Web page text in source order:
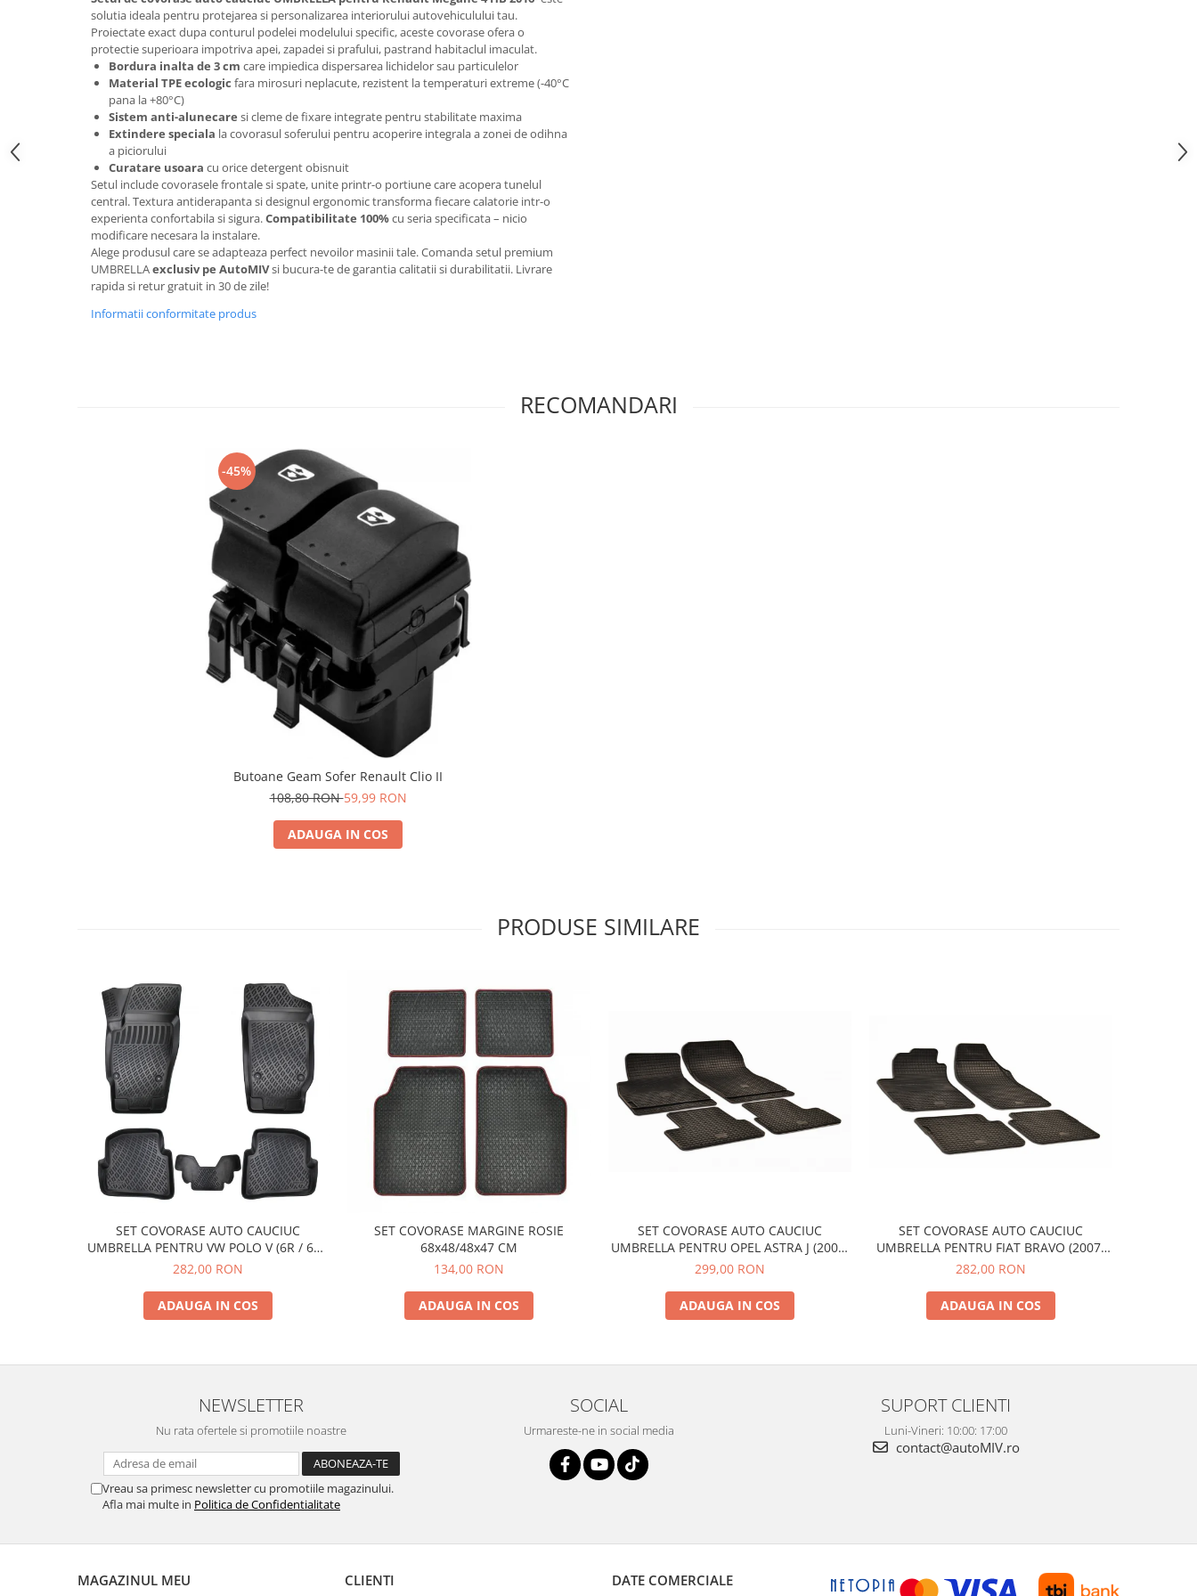
Pompa Spalator Parbriz
Accesorii Camioane
Lampi si Proiectoare Camion
Marcaje si Echipamente de
Accesorii Cabina Camion
Echipamente Electrice si
Echipamente ADR si Utilitare
Uleiuri si Lichide Auto
Aditivi Ulei Motor
Lubrifianti si Spray-uri de Curatare
solutia ideala pentru protejarea si personalizarea interiorului autovehiculului tau.
Proiectate exact dupa conturul podelei modelului specific, aceste covorase ofera o
protectie superioara impotriva apei, zapadei si prafului, pastrand habitaclul imaculat.
Bordura inalta de 3 cm care impiedica dispersarea lichidelor sau particulelor
Material TPE ecologic fara mirosuri neplacute, rezistent la temperaturi extreme (-40°C
pana la +80°C)
Sistem anti-alunecare si cleme de fixare integrate pentru stabilitate maxima
Extindere speciala la covorasul soferului pentru acoperire integrala a zonei de odihna
a piciorului
Curatare usoara cu orice detergent obisnuit
Setul include covorasele frontale si spate, unite printr-o portiune care acopera tunelul
central. Textura antiderapanta si designul ergonomic transforma fiecare calatorie intr-o
experienta confortabila si sigura.Compatibilitate 100%cu seria specificata – nicio
modificare necesara la instalare.
Alege produsul care se adapteaza perfect nevoilor masinii tale. Comanda setul premium
UMBRELLAexclusiv pe AutoMIVsi bucura-te de garantia calitatii si durabilitatii. Livrare
rapida si retur gratuit in 30 de zile!
Informatii conformitate produs
RECOMANDARI
-45%
Butoane Geam Sofer Renault Clio II
108,80 RON59,99 RON
ADAUGA IN COS
PRODUSE SIMILARE
SET COVORASE AUTO CAUCIUC
UMBRELLA PENTRU VW POLO V (6R / 6C /
61) 2009-2017
282,00 RON
ADAUGA IN COS
SET COVORASE MARGINE ROSIE
68x48/48x47 CM
134,00 RON
ADAUGA IN COS
SET COVORASE AUTO CAUCIUC
UMBRELLA PENTRU OPEL ASTRA J (2009-
2015) ZAFIRA C TOURER (2011-2019)
(2011-)
299,00 RON
ADAUGA IN COS
SET COVORASE AUTO CAUCIUC
UMBRELLA PENTRU FIAT BRAVO (2007-
2014) STILO (2001-2007) ALFA ROMEO
2014)
282,00 RON
ADAUGA IN COS
NEWSLETTER
Nu rata ofertele si promotiile noastre
Vreau sa primesc newsletter cu promotiile magazinului.
Afla mai multe in Politica de Confidentialitate
SOCIAL
Urmareste-ne in social media
SUPORT CLIENTI
Luni-Vineri: 10:00: 17:00
contact@autoMIV.ro
MAGAZINUL MEU CLIENTI DATE COMERCIALE